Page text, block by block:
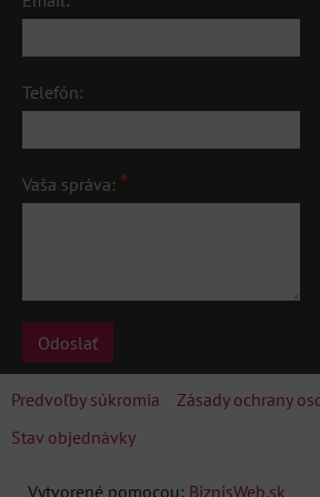
Telefón:
Vaša správa: *
Odoslať
Predvoľby súkromia
Zásady ochrany
Stav objednávky
Vytvorené pomocou: BiznisWeb.sk